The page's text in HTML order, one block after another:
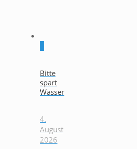
Bitte
spart
Wasser
4.
August
2026